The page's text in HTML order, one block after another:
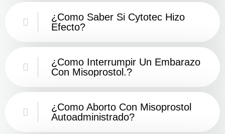
¿Como Saber Si Cytotec Hizo
Efecto?
¿como Interrumpir Un Embarazo
Con Misoprostol.?
¿Como Aborto Con Misoprostol
Autoadministrado?